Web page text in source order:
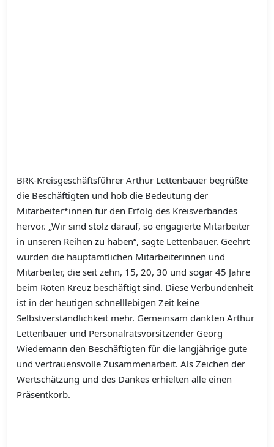
BRK-Kreisgeschäftsführer Arthur Lettenbauer begrüßte
die Beschäftigten und hob die Bedeutung der
Mitarbeiter*innen für den Erfolg des Kreisverbandes
hervor. „Wir sind stolz darauf, so engagierte Mitarbeiter
in unseren Reihen zu haben“, sagte Lettenbauer. Geehrt
wurden die hauptamtlichen Mitarbeiterinnen und
Mitarbeiter, die seit zehn, 15, 20, 30 und sogar 45 Jahre
beim Roten Kreuz beschäftigt sind. Diese Verbundenheit
ist in der heutigen schnelllebigen Zeit keine
Selbstverständlichkeit mehr. Gemeinsam dankten Arthur
Lettenbauer und Personalratsvorsitzender Georg
Wiedemann den Beschäftigten für die langjährige gute
und vertrauensvolle Zusammenarbeit. Als Zeichen der
Wertschätzung und des Dankes erhielten alle einen
Präsentkorb.